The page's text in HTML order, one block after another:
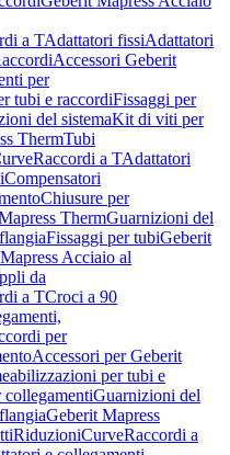
a TAdattatori fissiAdattatori
Accessori Geberit
per
tubi e raccordiFissaggi per
del sistemaKit di viti per
ThermTubi
Raccordi a TAdattatori
Compensatori
Chiusure per
ThermGuarnizioni del
Fissaggi per tubiGeberit
Acciaio al
da
a TCroci a 90
per
Accessori per Geberit
per tubi e
collegamentiGuarnizioni del
Geberit Mapress
RiduzioniCurveRaccordi a